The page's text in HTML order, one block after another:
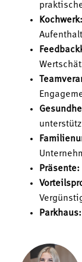
Kochwerk:
Präsente:
Parkhaus: